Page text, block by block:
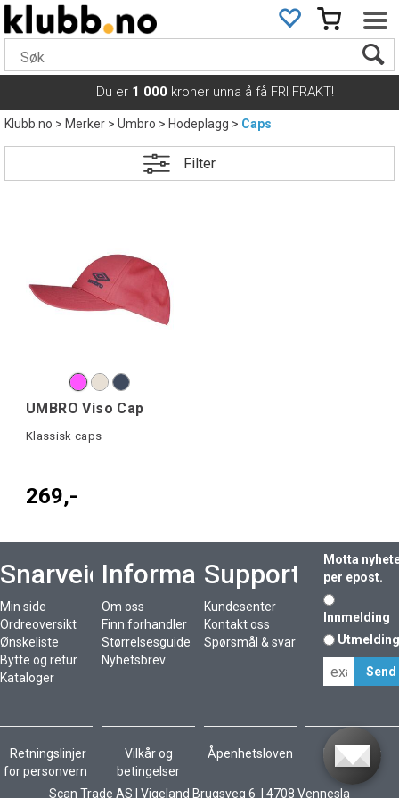
Du er 1 000 kroner unna å få FRI FRAKT!
Klubb.no>Merker>Umbro>Hodeplagg>Caps
Filter
UMBRO Viso Cap
Klassisk caps
269,-
Snarveier
Min side
Ordreoversikt
Ønskeliste
Bytte og retur
Kataloger
Informasjon
Om oss
Finn forhandler
Størrelsesguide
Nyhetsbrev
Support
Kundesenter
Kontakt oss
Spørsmål & svar
Motta
per epost.
Innmelding
Retningslinjer
for personvern
Vilkår og
betingelser
Åpenhetsloven Bærekraft
Scan Trade AS I Vigeland Brugsveg 6 I 4708 Vennesla